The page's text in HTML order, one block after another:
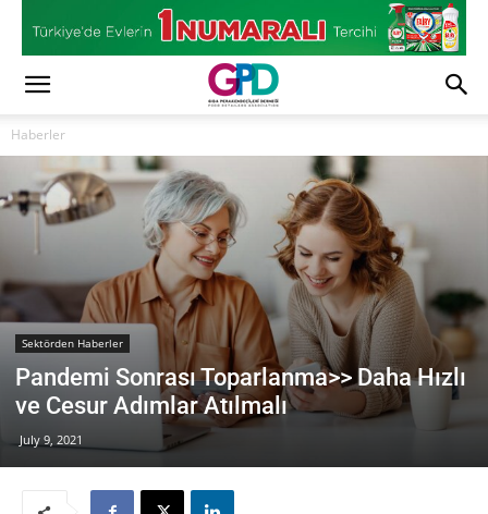
Haberler
Sektörden Haberler
Pandemi Sonrası Toparlanma>> Daha Hızlı
ve Cesur Adımlar Atılmalı
July 9, 2021